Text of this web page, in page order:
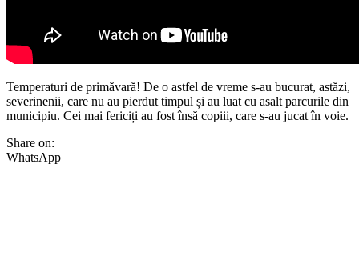
Temperaturi de primăvară! De o astfel de vreme s-au bucurat, astăzi,
severinenii, care nu au pierdut timpul și au luat cu asalt parcurile din
municipiu. Cei mai fericiți au fost însă copiii, care s-au jucat în voie.
Share on:
WhatsApp